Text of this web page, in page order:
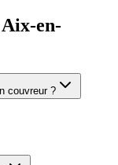
en-
couvreur ?